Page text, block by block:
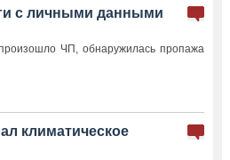
с личными данными
ЧП, обнаружилась пропажа
климатическое